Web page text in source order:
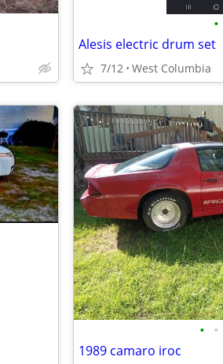
•
Alesis electric drum set
7/12 West Columbia
• •
1989 camaro iroc